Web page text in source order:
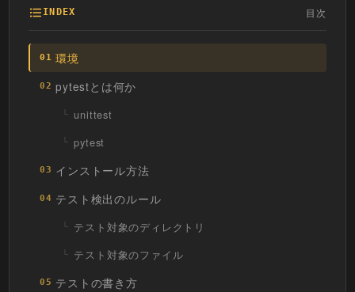
INDEX 目次
01 環境
02 pytestとは何か
unittest
pytest
03 インストール方法
04 テスト検出のルール
テスト対象のディレクトリ
テスト対象のファイル
05 テストの書き方